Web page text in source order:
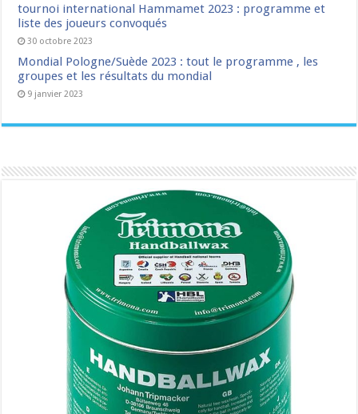
tournoi international Hammamet 2023 : programme et
liste des joueurs convoqués
30 octobre 2023
Mondial Pologne/Suède 2023 : tout le programme , les
groupes et les résultats du mondial
9 janvier 2023